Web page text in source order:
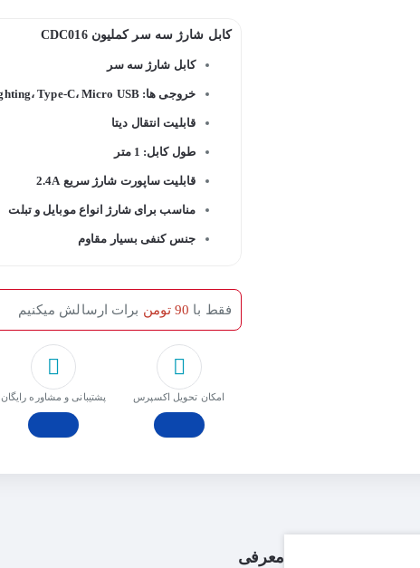
کابل شارژ سه سر کملیون CDC016
کابل شارژ سه سر
خروجی ها: Lighting، Type-C، Micro USB
قابلیت انتقال دیتا
طول کابل: 1 متر
قابلیت ساپورت شارژ سریع 2.4A
مناسب برای شارژ انواع موبایل و تبلت
جنس کنفی بسیار مقاوم
امکان تحویل اکسپرس پشتیبانی و مشاوره رایگان
فقط با 90 تومن برات ارسالش میکنیم
معرفی